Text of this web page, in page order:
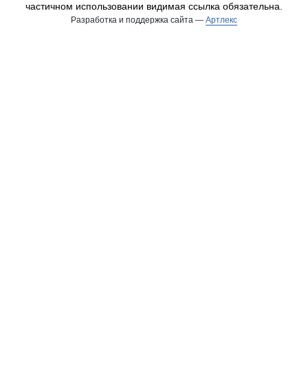
частичном использовании видимая ссылка обязательна.
Разработка и поддержка сайта — Артлекс